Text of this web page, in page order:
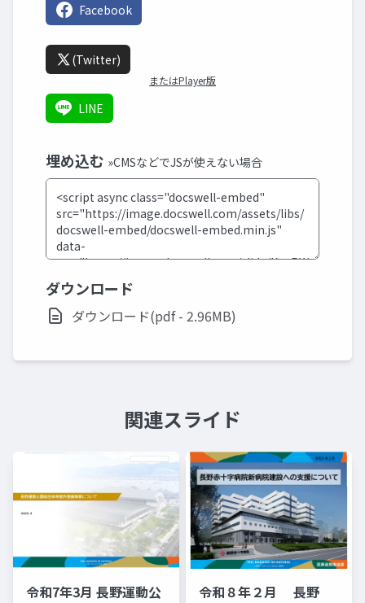
Facebook
(Twitter)
またはPlayer版
LINE
埋め込む »CMSなどでJSが使えない場合
ダウンロード
ダウンロード(pdf - 2.96MB)
関連スライド
令和7年3月 長野運動公
令和８年２月 長野